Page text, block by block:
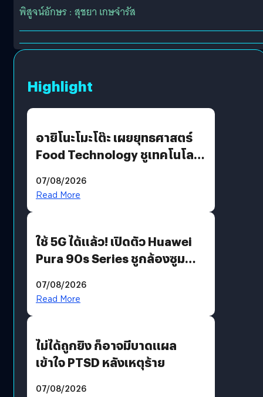
พิสูจน์อักษร : สุชยา เกษจำรัส
Highlight
อายิโนะโมะโต๊ะ เผยยุทธศาสตร์
Food Technology ชูเทคโนโลยี
บริโภคและ B2B
07/08/2026
Read More
ใช้ 5G ได้แล้ว! เปิดตัว Huawei
Pura 90s Series ชูกล้องซูม
07/08/2026
Read More
ไม่ได้ถูกยิง ก็อาจมีบาดแผล
เข้าใจ PTSD หลังเหตุร้าย
07/08/2026